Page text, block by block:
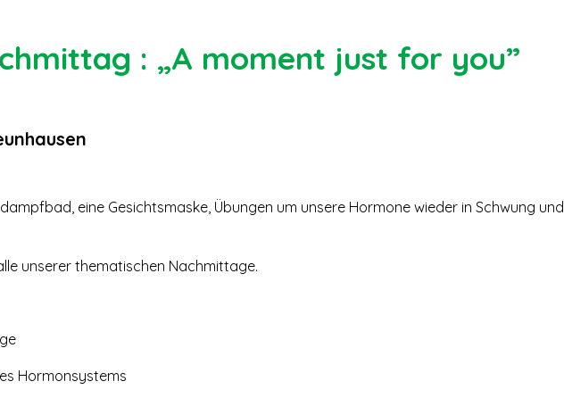
: „A moment just for you”
eine Gesichtsmaske, Übungen um unsere Hormone wieder in Schwung und
unserer thematischen Nachmittage.
Hormonsystems